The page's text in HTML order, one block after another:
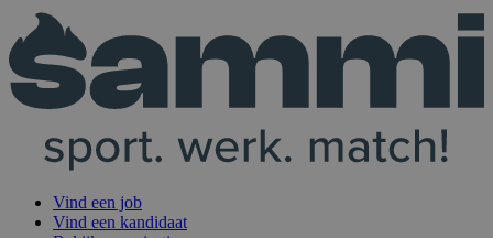
Vind een job
Vind een kandidaat